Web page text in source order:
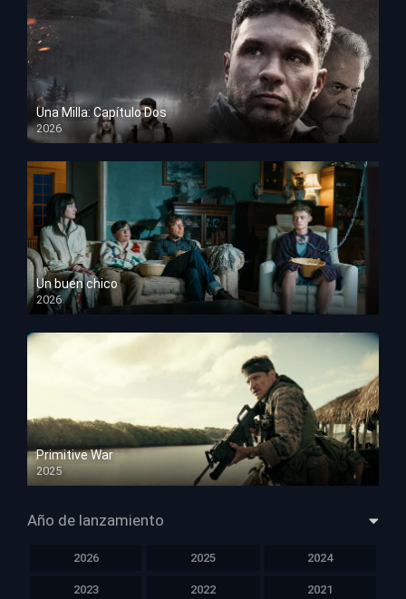
Una Milla: Capítulo Dos
2026
HD 1080p
Un buen chico
2026
HD 1080p
Primitive War
2025
HD 1080p
Año de lanzamiento
2026 2025 2024
2023 2022 2021